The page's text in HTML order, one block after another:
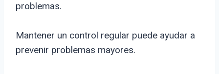
problemas.
Mantener un control regular puede ayudar a
prevenir problemas mayores.